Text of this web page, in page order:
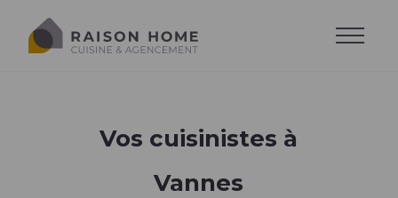
Vos cuisinistes à
Vannes